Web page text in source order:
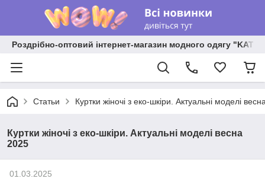
Роздрібно-оптовий інтернет-магазин модного одягу
Статьи Куртки жіночі з еко-шкіри. Актуальні моделі
Куртки жіночі з еко-шкіри. Актуальні моделі весна
2025
01.03.2025